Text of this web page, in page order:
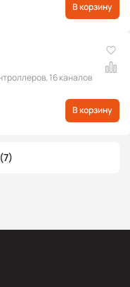
В корзину
16 каналов
В корзину